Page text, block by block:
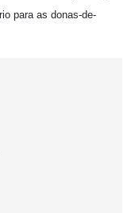
para as donas-de-